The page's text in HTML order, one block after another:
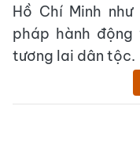
Hồ Chí Minh
pháp hành
tương lai dân tộc.